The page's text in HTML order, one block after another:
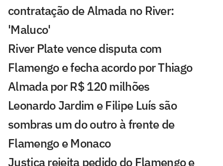
contratação de Almada no River:
'Maluco'
River Plate vence disputa com
Flamengo e fecha acordo por Thiago
Almada por R$ 120 milhões
Leonardo Jardim e Filipe Luís são
sombras um do outro à frente de
Flamengo e Monaco
Justiça rejeita pedido do Flamengo e